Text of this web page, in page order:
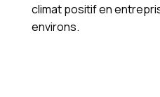
climat positif en
environs.